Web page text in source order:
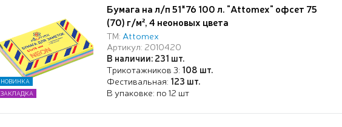
Бумага на л/п 51*76 100 л. "Attomex" офсет 75
(70) г/м², 4 неоновых цвета
ТМ: Attomex
Артикул: 2010420
В наличии: 231 шт.
Трикотажников 3: 108 шт.
Фестивальная: 123 шт.
В упаковке: по 12 шт
НОВИНКА
ЗАКЛАДКА